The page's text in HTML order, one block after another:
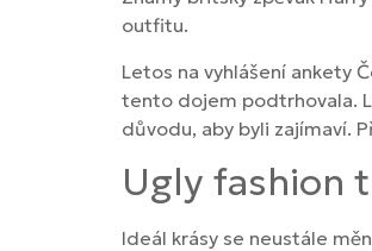
outfitu.
Letos na vyhlášení ankety
tento dojem podtrhovala.
důvodu, aby byli zajímaví.
Ugly fashion
Ideál krásy se neustále